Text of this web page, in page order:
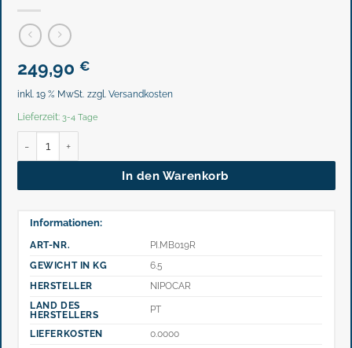
249,90 €
inkl. 19 % MwSt. zzgl. Versandkosten
Lieferzeit: 3-4 Tage
In den Warenkorb
Informationen:
ART-NR.
PI.MB019R
GEWICHT IN KG
6.5
HERSTELLER
NIPOCAR
LAND DES
HERSTELLERS
PT
LIEFERKOSTEN
0.0000